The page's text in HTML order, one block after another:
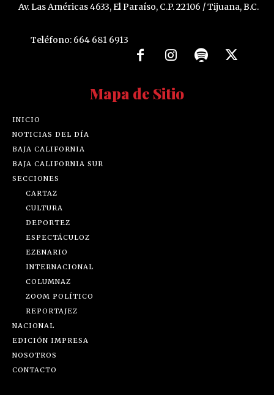
Av. Las Américas 4633, El Paraíso, C.P. 22106 / Tijuana, B.C.
Teléfono: 664 681 6913
Mapa de Sitio
INICIO
NOTICIAS DEL DÍA
BAJA CALIFORNIA
BAJA CALIFORNIA SUR
SECCIONES
CARTAZ
CULTURA
DEPORTEZ
ESPECTÁCULOZ
EZENARIO
INTERNACIONAL
COLUMNAZ
ZOOM POLÍTICO
REPORTAJEZ
NACIONAL
EDICIÓN IMPRESA
NOSOTROS
CONTACTO